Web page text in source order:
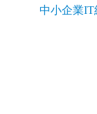
中小企業IT